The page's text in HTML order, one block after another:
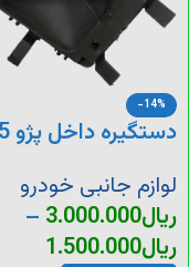
-14%
دستگیره داخل پژو 405
لوازم جانبی خودرو
ریال3.000.000
–
ریال1.500.000